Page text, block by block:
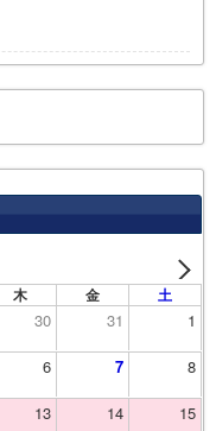
木 金 土
30 31 1
6 7 8
13 14 15